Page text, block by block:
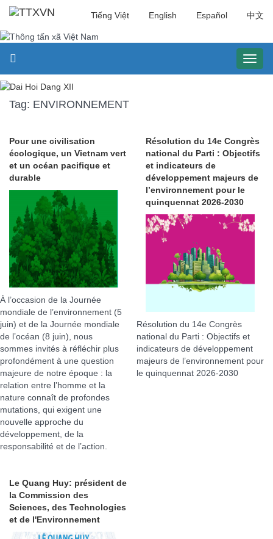
Tiếng Việt English Español 中文
Tag: ENVIRONNEMENT
Pour une civilisation
écologique, un Vietnam vert
et un océan pacifique et
durable
À l’occasion de la Journée
mondiale de l’environnement (5
juin) et de la Journée mondiale
de l’océan (8 juin), nous
sommes invités à réfléchir plus
profondément à une question
majeure de notre époque : la
relation entre l’homme et la
nature connaît de profondes
mutations, qui exigent une
nouvelle approche du
développement, de la
responsabilité et de l’action.
Résolution du 14e Congrès
national du Parti : Objectifs
et indicateurs de
développement majeurs de
l’environnement pour le
quinquennat 2026-2030
Résolution du 14e Congrès
national du Parti : Objectifs et
indicateurs de développement
majeurs de l’environnement pour
le quinquennat 2026-2030
Le Quang Huy: président de
la Commission des
Sciences, des Technologies
et de l'Environnement